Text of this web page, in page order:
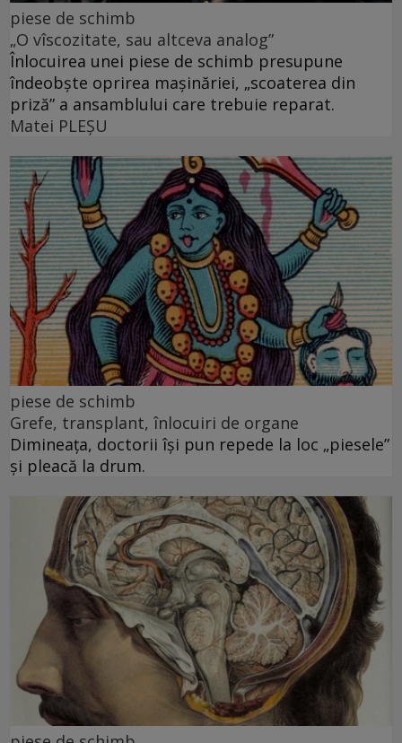
piese de schimb
„O vîscozitate, sau altceva analog”
Înlocuirea unei piese de schimb presupune
îndeobște oprirea mașinăriei, „scoaterea din
priză” a ansamblului care trebuie reparat.
Matei PLEŞU
piese de schimb
Grefe, transplant, înlocuiri de organe
Dimineața, doctorii își pun repede la loc „piesele”
și pleacă la drum.